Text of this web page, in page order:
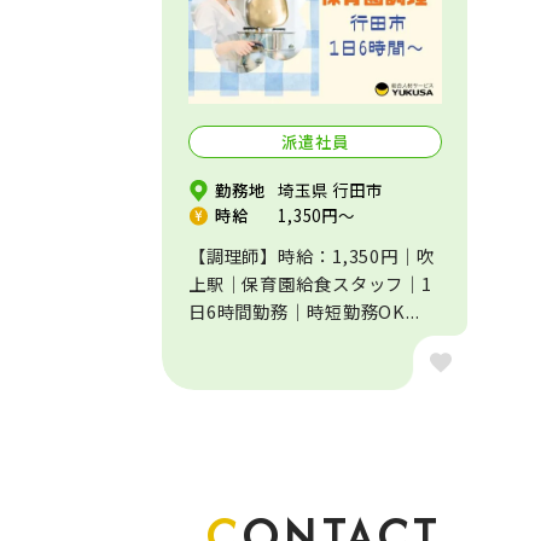
短時間
経験不問
社会保険完備
派遣社員
勤務地 埼玉県 行田市
時給
1,350円～
【調理師】時給：1,350円｜吹
上駅｜保育園給食スタッフ｜1
日6時間勤務｜時短勤務OK...